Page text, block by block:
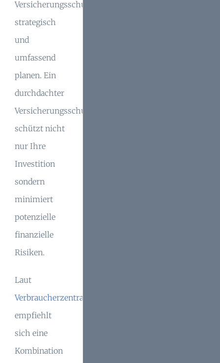
Versicherungsschutz
strategisch
und
umfassend
planen. Ein
durchdachter
Versicherungsschutz
schützt nicht
nur Ihre
Investition
sondern
minimiert
potenzielle
finanzielle
Risiken.
Laut
Verbraucherzentrale
empfiehlt
sich eine
Kombination